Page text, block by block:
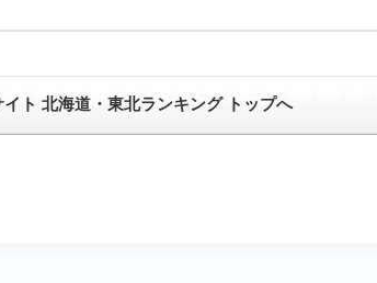
ト 北海道・東北ランキング トップへ